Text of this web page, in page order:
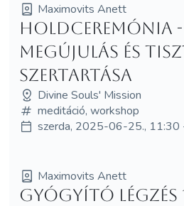
Maximovits Anett
Holdceremónia -
Megújulás és
Szertartása
Divine Souls' Mission
meditáció, workshop
szerda, 2025-06-25., 11:30
Maximovits Anett
Gyógyító Légzés